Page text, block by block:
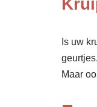
Is uw
geurtjes.
Maar